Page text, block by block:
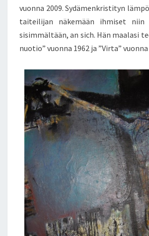
vuonna 2009. Sydämenkristityn
taiteilijan näkemään ihmiset
sisimmältään, an sich. Hän maalasi
nuotio” vuonna 1962 ja ”Virta” vuonna